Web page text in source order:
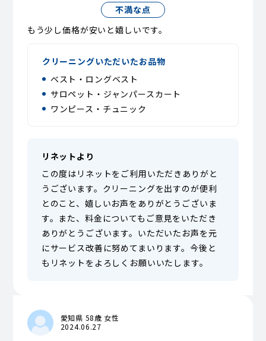
不満な点
もう少し価格が安いと嬉しいです。
クリーニングいただいたお品物
ベスト・ロングベスト
サロペット・ジャンパースカート
ワンピース・チュニック
リネットより
この度はリネットをご利用いただきありがと
うございます。クリーニングを出すのが便利
とのこと、嬉しいお声をありがとうございま
す。また、料金についてもご意見をいただき
ありがとうございます。いただいたお声を元
にサービス改善に努めてまいります。今後と
もリネットをよろしくお願いいたします。
愛知県 58歳 女性
2024.06.27